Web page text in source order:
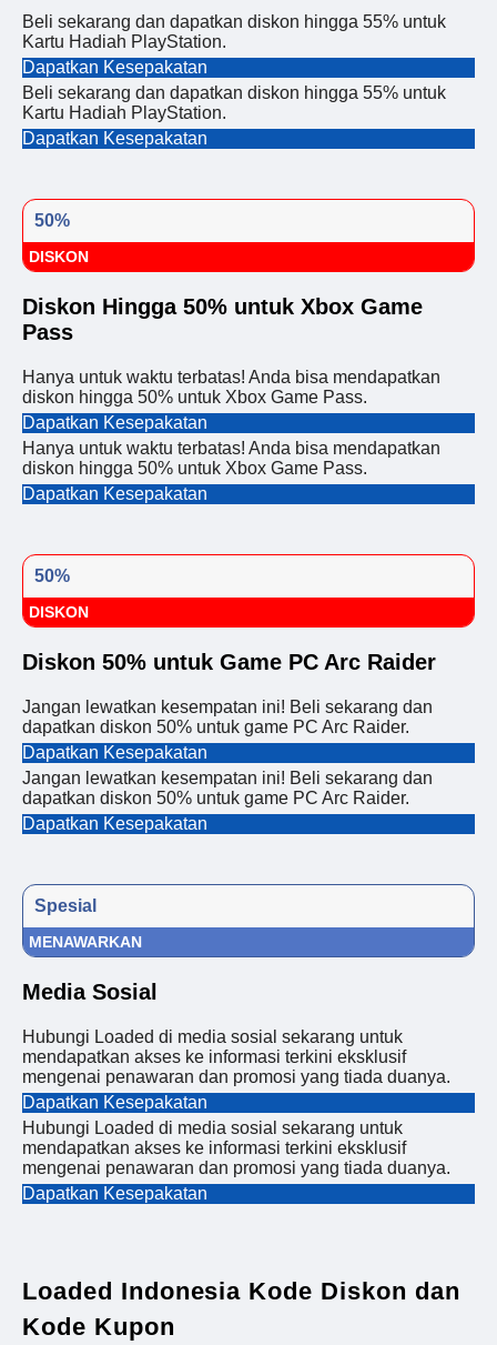
Beli sekarang dan dapatkan diskon hingga 55% untuk
Kartu Hadiah PlayStation.
Dapatkan Kesepakatan
Beli sekarang dan dapatkan diskon hingga 55% untuk
Kartu Hadiah PlayStation.
Dapatkan Kesepakatan
50%
DISKON
Diskon Hingga 50% untuk Xbox Game
Pass
Hanya untuk waktu terbatas! Anda bisa mendapatkan
diskon hingga 50% untuk Xbox Game Pass.
Dapatkan Kesepakatan
Hanya untuk waktu terbatas! Anda bisa mendapatkan
diskon hingga 50% untuk Xbox Game Pass.
Dapatkan Kesepakatan
50%
DISKON
Diskon 50% untuk Game PC Arc Raider
Jangan lewatkan kesempatan ini! Beli sekarang dan
dapatkan diskon 50% untuk game PC Arc Raider.
Dapatkan Kesepakatan
Jangan lewatkan kesempatan ini! Beli sekarang dan
dapatkan diskon 50% untuk game PC Arc Raider.
Dapatkan Kesepakatan
Spesial
MENAWARKAN
Media Sosial
Hubungi Loaded di media sosial sekarang untuk
mendapatkan akses ke informasi terkini eksklusif
mengenai penawaran dan promosi yang tiada duanya.
Dapatkan Kesepakatan
Hubungi Loaded di media sosial sekarang untuk
mendapatkan akses ke informasi terkini eksklusif
mengenai penawaran dan promosi yang tiada duanya.
Dapatkan Kesepakatan
Loaded Indonesia Kode Diskon dan
Kode Kupon